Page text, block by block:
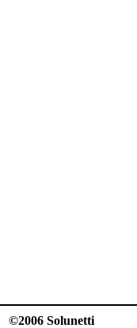
©2006 Solunetti